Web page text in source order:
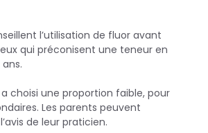
l’utilisation de fluor avant
qui préconisent une teneur en
choisi une proportion faible, pour
Les parents peuvent
de leur praticien.